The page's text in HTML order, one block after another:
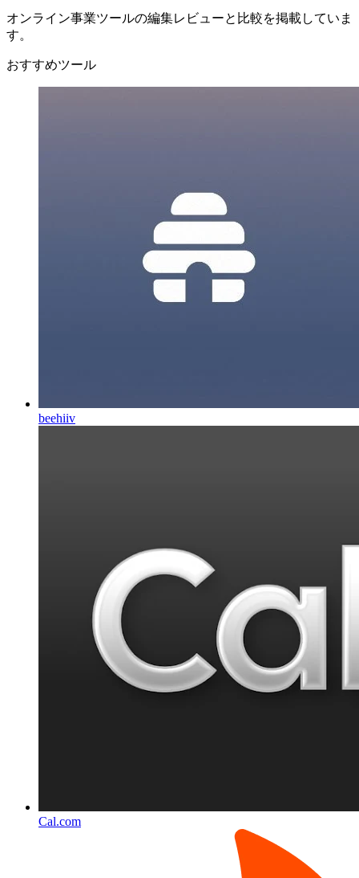
オンライン事業ツールの編集レビューと比較を掲載していま
す。
おすすめツール
beehiiv
Cal.com